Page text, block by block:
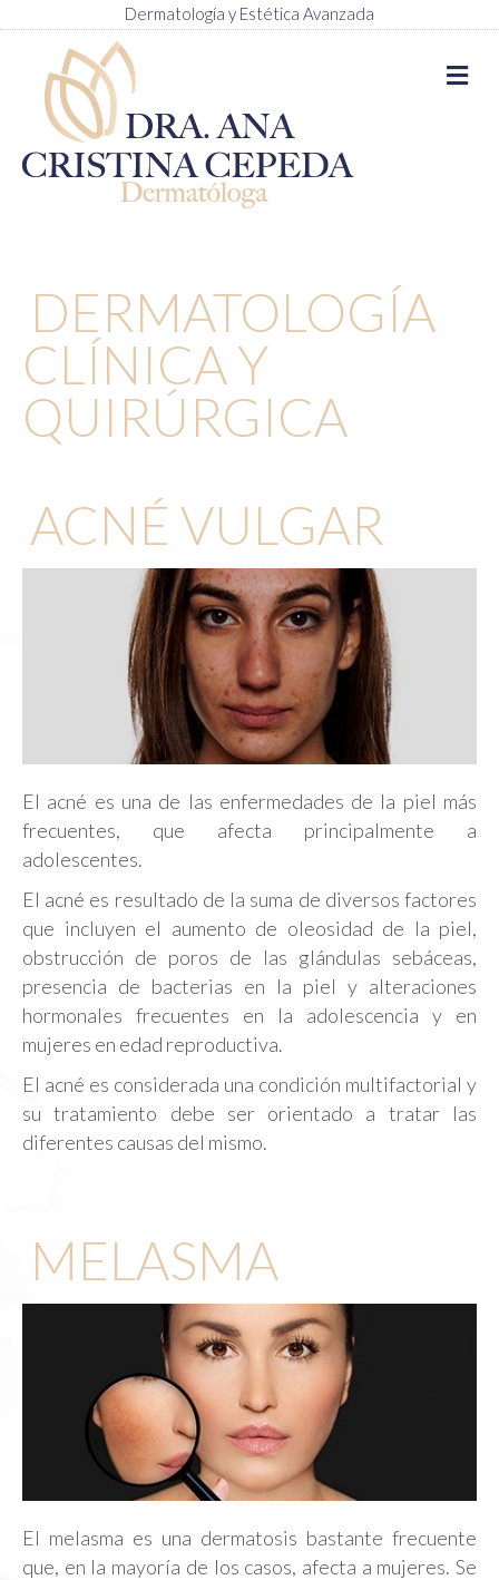
Dermatología y Estética Avanzada
DERMATOLOGÍA
CLÍNICA Y
QUIRÚRGICA
ACNÉ VULGAR
El acné es una de las enfermedades de la piel más
frecuentes, que afecta principalmente a
adolescentes.
El acné es resultado de la suma de diversos factores
que incluyen el aumento de oleosidad de la piel,
obstrucción de poros de las glándulas sebáceas,
presencia de bacterias en la piel y alteraciones
hormonales frecuentes en la adolescencia y en
mujeres en edad reproductiva.
El acné es considerada una condición multifactorial y
su tratamiento debe ser orientado a tratar las
diferentes causas del mismo.
MELASMA
El melasma es una dermatosis bastante frecuente
que, en la mayoría de los casos, afecta a mujeres. Se